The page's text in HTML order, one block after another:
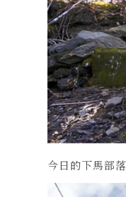
今日的下馬部